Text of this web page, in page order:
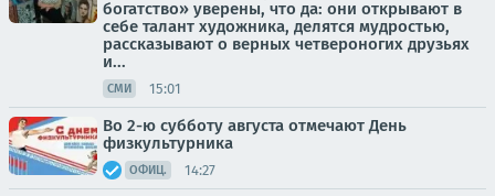
богатство» уверены, что да: они открывают в
себе талант художника, делятся мудростью,
рассказывают о верных четвероногих друзьях
и...
СМИ 15:01
Во 2-ю субботу августа отмечают День
физкультурника
ОФИЦ. 14:27